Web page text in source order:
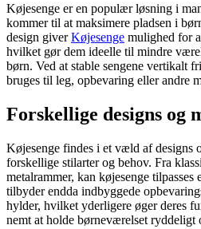
Køjesenge er en populær løsning i
kommer til at maksimere pladsen i
design giverKøjesenge mulighed for
hvilket gør dem ideelle til mindre
børn. Ved at stable sengene vertikalt
bruges til leg, opbevaring eller andre
Forskellige designs og
Køjesenge findes i et væld af designs
forskellige stilarter og behov. Fra
metalrammer, kan køjesenge
tilbyder endda indbyggede
hylder, hvilket yderligere øger deres
nemt at holde børneværelset ryddeligt